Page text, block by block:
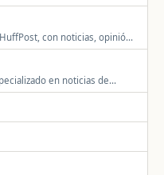
con noticias, opinión
en noticias de
tiempo real.